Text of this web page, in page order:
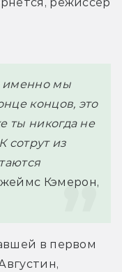
режиссёр
именно мы
концов, это
ты никогда не
сотрут из
Кэмерон,
в первом